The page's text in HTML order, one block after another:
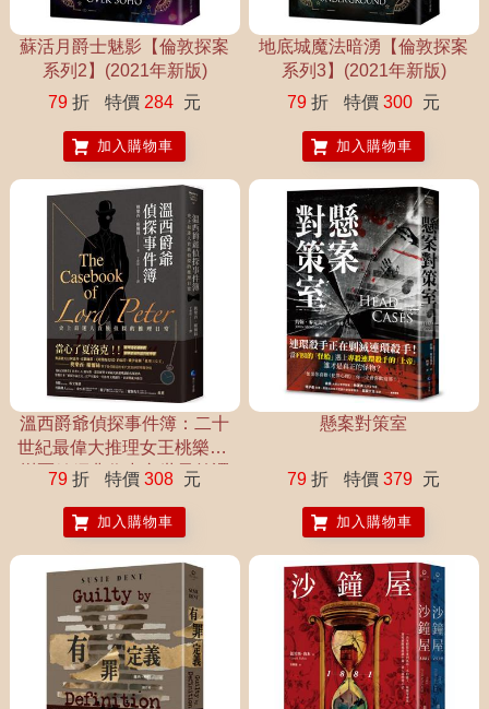
蘇活月爵士魅影【倫敦探案
系列2】(2021年新版)
79 折 特價 284 元
加入購物車
地底城魔法暗湧【倫敦探案
系列3】(2021年新版)
79 折 特價 300 元
加入購物車
溫西爵爺偵探事件簿：二十
世紀最偉大推理女王桃樂西.
榭爾絲經典作中文世界首譯
79 折 特價 308 元
加入購物車
懸案對策室
79 折 特價 379 元
加入購物車